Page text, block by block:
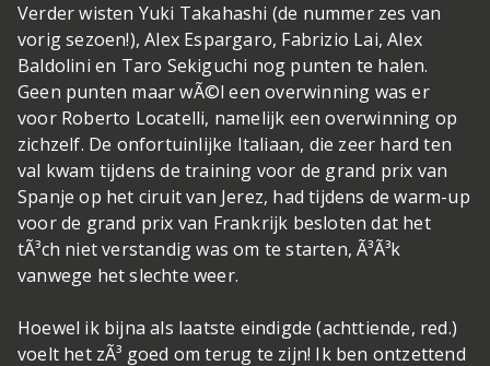
Verder wisten Yuki Takahashi (de nummer zes van
vorig sezoen!), Alex Espargaro, Fabrizio Lai, Alex
Baldolini en Taro Sekiguchi nog punten te halen.
Geen punten maar wÃ©l een overwinning was er
voor Roberto Locatelli, namelijk een overwinning op
zichzelf. De onfortuinlijke Italiaan, die zeer hard ten
val kwam tijdens de training voor de grand prix van
Spanje op het ciruit van Jerez, had tijdens de warm-up
voor de grand prix van Frankrijk besloten dat het
tÃ³ch niet verstandig was om te starten, Ã³Ã³k
vanwege het slechte weer.
Hoewel ik bijna als laatste eindigde (achttiende, red.)
voelt het zÃ³ goed om terug te zijn! Ik ben ontzettend